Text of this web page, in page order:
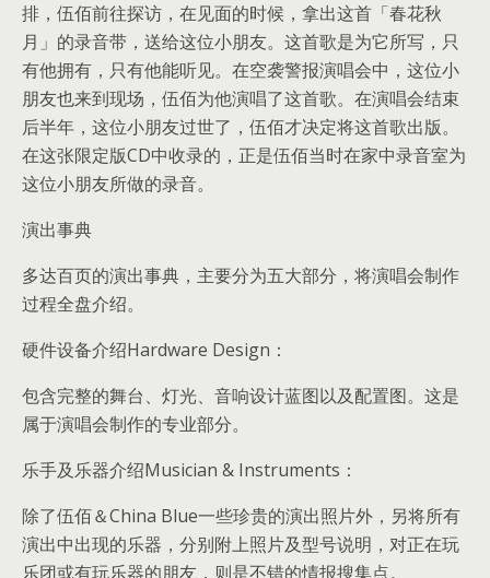
排，伍佰前往探访，在见面的时候，拿出这首「春花秋
月」的录音带，送给这位小朋友。这首歌是为它所写，只
有他拥有，只有他能听见。在空袭警报演唱会中，这位小
朋友也来到现场，伍佰为他演唱了这首歌。在演唱会结束
后半年，这位小朋友过世了，伍佰才决定将这首歌出版。
在这张限定版CD中收录的，正是伍佰当时在家中录音室为
这位小朋友所做的录音。
演出事典
多达百页的演出事典，主要分为五大部分，将演唱会制作
过程全盘介绍。
硬件设备介绍Hardware Design：
包含完整的舞台、灯光、音响设计蓝图以及配置图。这是
属于演唱会制作的专业部分。
乐手及乐器介绍Musician & Instruments：
除了伍佰＆China Blue一些珍贵的演出照片外，另将所有
演出中出现的乐器，分别附上照片及型号说明，对正在玩
乐团或有玩乐器的朋友，则是不错的情报搜集点。